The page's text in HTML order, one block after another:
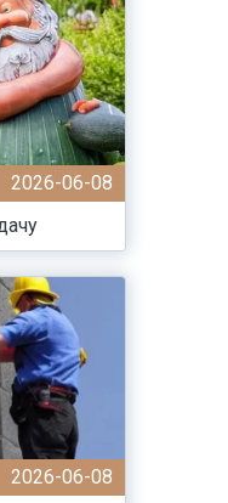
2026-06-08
2026-06-08